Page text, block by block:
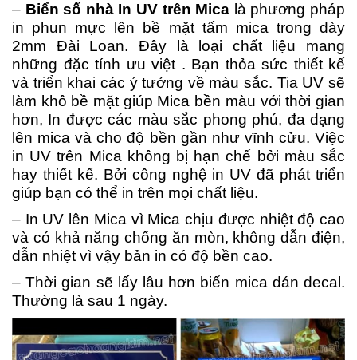
– Biển số nhà In UV trên Mica là phương pháp
in phun mực lên bề mặt tấm mica trong dày
2mm Đài Loan. Đây là loại chất liệu mang
những đặc tính ưu việt . Bạn thỏa sức thiết kế
và triển khai các ý tưởng về màu sắc. Tia UV sẽ
làm khô bề mặt giúp Mica bền màu với thời gian
hơn, In được các màu sắc phong phú, đa dạng
lên mica và cho độ bền gần như vĩnh cửu. Việc
in UV trên Mica không bị hạn chế bởi màu sắc
hay thiết kế. Bởi công nghệ in UV đã phát triển
giúp bạn có thể in trên mọi chất liệu.
– In UV lên Mica vì Mica chịu được nhiệt độ cao
và có khả năng chống ăn mòn, không dẫn điện,
dẫn nhiệt vì vậy bản in có độ bền cao.
– Thời gian sẽ lấy lâu hơn biển mica dán decal.
Thường là sau 1 ngày.